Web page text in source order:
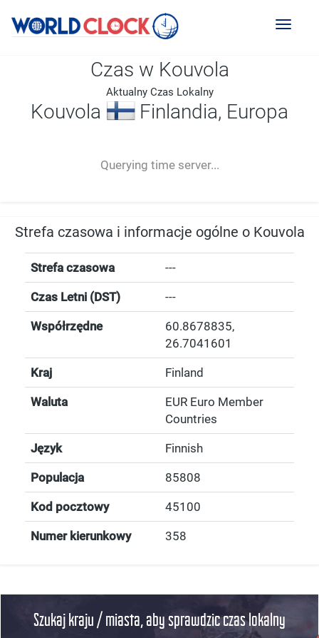
Toggle
Czas w Kouvola
Aktualny Czas Lokalny
Kouvola Finlandia, Europa
Querying time server...
-- ---- ----
Strefa czasowa i informacje ogólne o Kouvola
Strefa czasowa ---
Czas Letni (DST) ---
Współrzędne 60.8678835,
26.7041601
Kraj Finland
Waluta
EUR Euro Member
Countries
Język Finnish
Populacja 85808
Kod pocztowy 45100
Numer kierunkowy 358
Szukaj kraju / miasta, aby sprawdzic czas lokalny